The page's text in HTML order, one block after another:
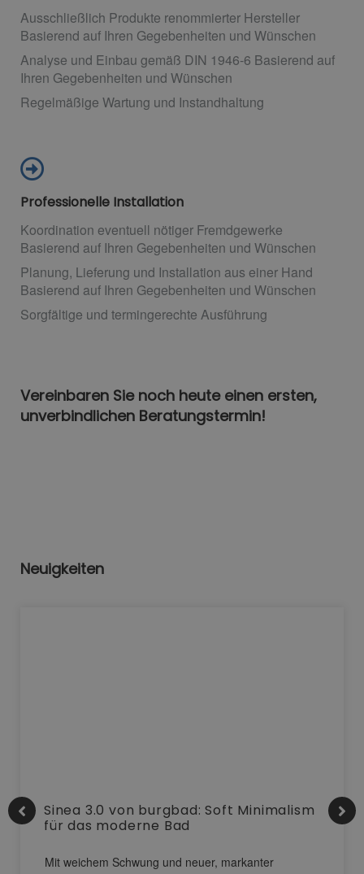
Ausschließlich Produkte renommierter Hersteller
Basierend auf Ihren Gegebenheiten und Wünschen
Analyse und Einbau gemäß DIN 1946-6 Basierend auf
Ihren Gegebenheiten und Wünschen
Regelmäßige Wartung und Instandhaltung
Professionelle Installation
Koordination eventuell nötiger Fremdgewerke
Basierend auf Ihren Gegebenheiten und Wünschen
Planung, Lieferung und Installation aus einer Hand
Basierend auf Ihren Gegebenheiten und Wünschen
Sorgfältige und termingerechte Ausführung
Vereinbaren Sie noch heute einen ersten,
unverbindlichen Beratungstermin!
Neuigkeiten
Sinea 3.0 von burgbad: Soft Minimalism
für das moderne Bad
Mit weichem Schwung und neuer, markanter